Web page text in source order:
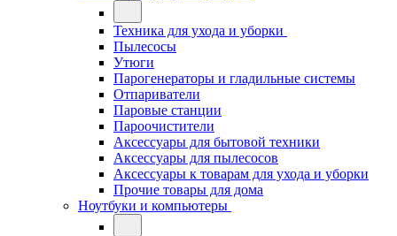
Техника для ухода и уборки
Пылесосы
Утюги
Парогенераторы и гладильные системы
Отпариватели
Паровые станции
Пароочистители
Аксессуары для бытовой техники
Аксессуары для пылесосов
Аксессуары к товарам для ухода и уборки
Прочие товары для дома
Ноутбуки и компьютеры